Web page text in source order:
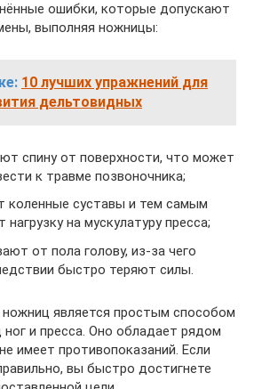
ошибки, которые допускают
выполняя ножницы:
10 лучших упражнений для
дельтовидных
спину от поверхности, что может
к травме позвоночника;
коленные суставы и тем самым
на мускулатуру пресса;
от пола голову, из-за чего
быстро теряют силы.
ножниц является простым способом
и пресса. Оно обладает рядом
имеет противопоказаний. Если
вы быстро достигнете